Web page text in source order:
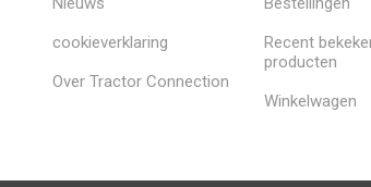
cookieverklaring
Over Tractor Connection
Recent
producten
Winkelwagen